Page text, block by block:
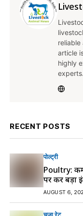
reliable
article
highly
experts.
RECENT POSTS
पोल्ट्री
Poultry:
पर करें बड़ा
AUGUST 6,